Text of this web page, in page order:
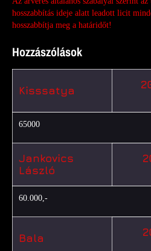
hosszabbítás ideje alatt leadott licit
hosszabbítja meg a határidőt!
Hozzászólások
Kisssatya
65000
Jankovics
László
60.000,-
Bala